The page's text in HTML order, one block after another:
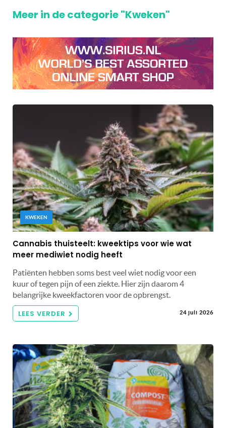
Meer in de categorie "Kweken"
KWEKEN
Cannabis thuisteelt: kweektips voor wie wat
meer mediwiet nodig heeft
Patiënten hebben soms best veel wiet nodig voor een
kuur of tegen pijn of een ziekte. Hier zijn daarom 4
belangrijke kweekfactoren voor de opbrengst.
LEES VERDER 24 juli 2026